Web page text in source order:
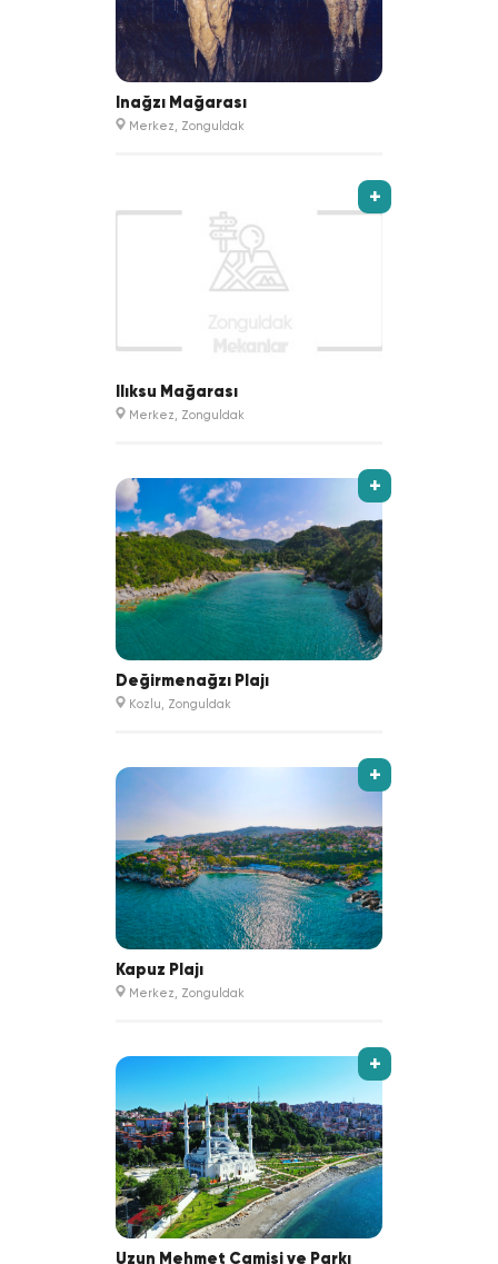
İnağzı Mağarası
Merkez, Zonguldak
+
Ilıksu Mağarası
Merkez, Zonguldak
+
Değirmenağzı Plajı
Kozlu, Zonguldak
+
Kapuz Plajı
Merkez, Zonguldak
+
Uzun Mehmet Camisi ve Parkı